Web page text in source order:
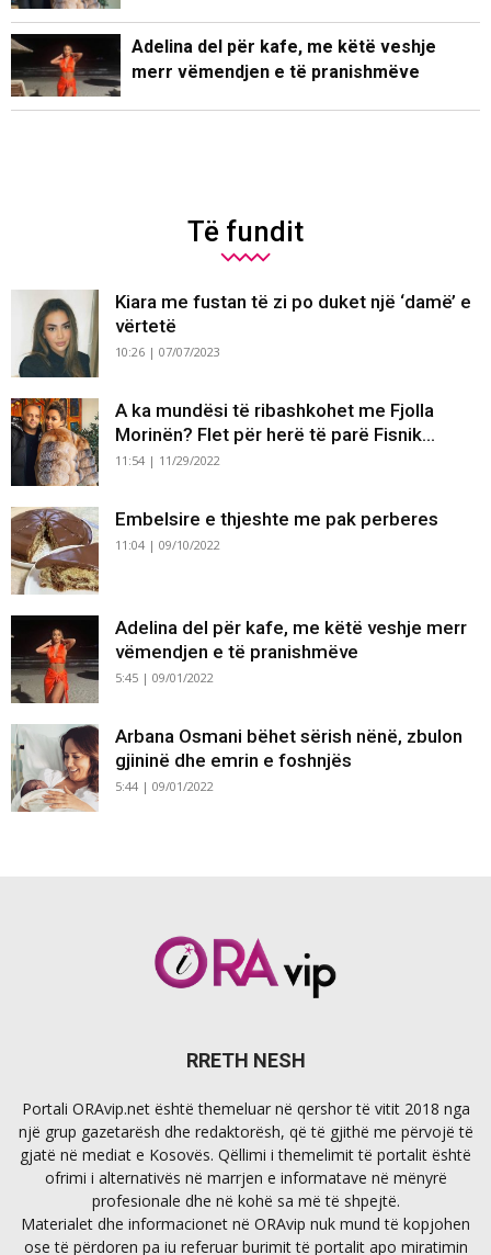
Adelina del për kafe, me këtë veshje
merr vëmendjen e të pranishmëve
Të fundit
Kiara me fustan të zi po duket një ‘damë’ e
vërtetë
10:26 | 07/07/2023
A ka mundësi të ribashkohet me Fjolla
Morinën? Flet për herë të parë Fisnik...
11:54 | 11/29/2022
Embelsire e thjeshte me pak perberes
11:04 | 09/10/2022
Adelina del për kafe, me këtë veshje merr
vëmendjen e të pranishmëve
5:45 | 09/01/2022
Arbana Osmani bëhet sërish nënë, zbulon
gjininë dhe emrin e foshnjës
5:44 | 09/01/2022
RRETH NESH
Portali ORAvip.net është themeluar në qershor të vitit 2018 nga
një grup gazetarësh dhe redaktorësh, që të gjithë me përvojë të
gjatë në mediat e Kosovës. Qëllimi i themelimit të portalit është
ofrimi i alternativës në marrjen e informatave në mënyrë
profesionale dhe në kohë sa më të shpejtë.
Materialet dhe informacionet në ORAvip nuk mund të kopjohen
ose të përdoren pa iu referuar burimit të portalit apo miratimin